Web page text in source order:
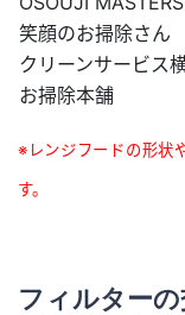
笑顔のお掃除さん
クリーンサービス
お掃除本舗
※レンジフードの形状
す。
フィルター